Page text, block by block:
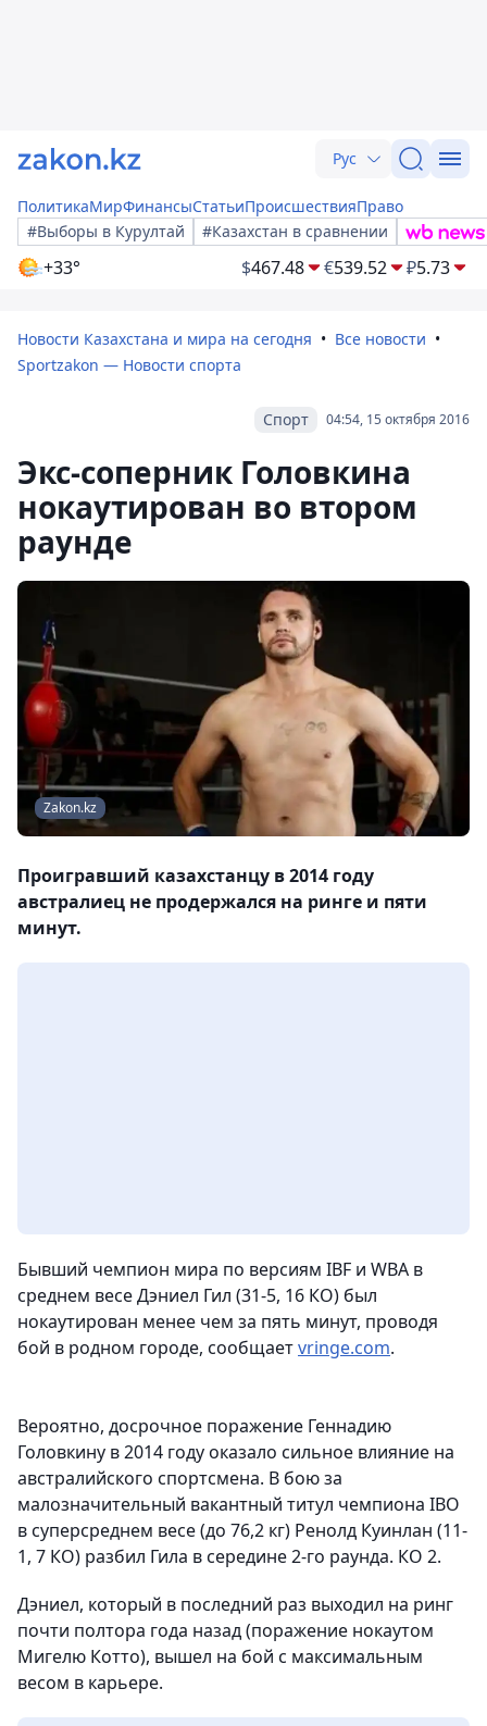
Рус
ПолитикаМирФинансыСтатьиПроисшествияПраво
#Выборы в Курултай
#Казахстан в сравнении
+33° $467.48 €539.52 ₽5.73
Новости Казахстана и мира на сегодня
Все новости
Sportzakon — Новости спорта
04:54, 15 октября 2016
Спорт
Экс-соперник Головкина
нокаутирован во втором
раунде
Zakon.kz
Проигравший казахстанцу в 2014 году
австралиец не продержался на ринге и пяти
минут.
Бывший чемпион мира по версиям IBF и WBA в
среднем весе Дэниел Гил (31-5, 16 КО) был
нокаутирован менее чем за пять минут, проводя
бой в родном городе, сообщаетvringe.com.
Вероятно, досрочное поражение Геннадию
Головкину в 2014 году оказало сильное влияние на
австралийского спортсмена. В бою за
малозначительный вакантный титул чемпиона IBO
в суперсреднем весе (до 76,2 кг) Ренолд Куинлан (11-
1, 7 КО) разбил Гила в середине 2-го раунда. КО 2.
Дэниел, который в последний раз выходил на ринг
почти полтора года назад (поражение нокаутом
Мигелю Котто), вышел на бой с максимальным
весом в карьере.